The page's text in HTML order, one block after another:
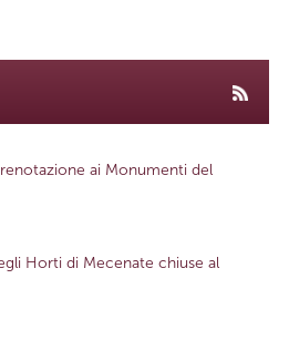
ai Monumenti del
Horti di Mecenate chiuse al